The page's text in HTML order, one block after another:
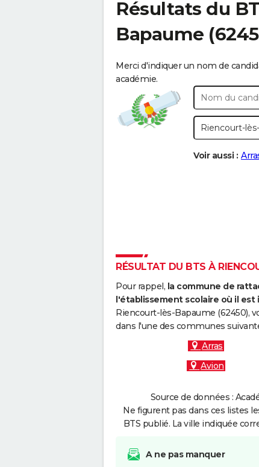
Résultats du
Bapaume
Merci d'indiquer un nom de
académie.
Voir aussi :
RÉSULTAT DU BTS À
Pour rappel, la commune de
l'établissement scolaire où il est
Riencourt-lès-Bapaume (62450),
dans l'une des communes
Arras
Avion
Source de données :
Ne figurent pas dans ces listes
BTS publié. La ville indiquée
A ne pas manquer